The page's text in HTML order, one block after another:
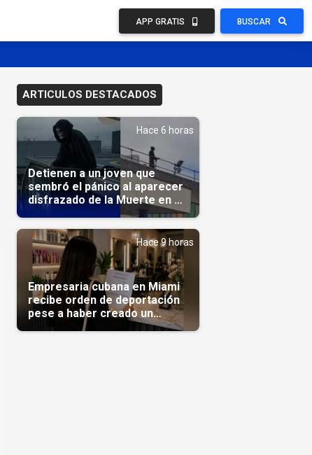
APP GRATIS BUSCAR
ARTICULOS DESTACADOS
Hace 6 horas
Detienen a un joven que
sembró el pánico al aparecer
disfrazado de la Muerte en un
Hace 9 horas
Empresaria cubana en Miami
recibe orden de deportación
pese a haber creado un